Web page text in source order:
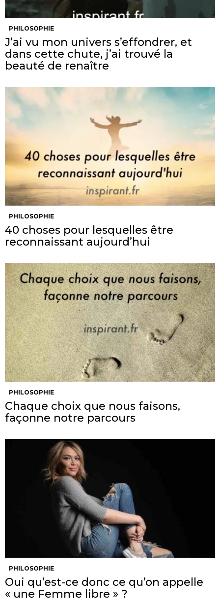
PHILOSOPHIE
J’ai vu mon univers s’effondrer, et
dans cette chute, j’ai trouvé la
beauté de renaître
PHILOSOPHIE
40 choses pour lesquelles être
reconnaissant aujourd’hui
PHILOSOPHIE
Chaque choix que nous faisons,
façonne notre parcours
PHILOSOPHIE
Oui qu’est-ce donc ce qu’on appelle
« une Femme libre » ?